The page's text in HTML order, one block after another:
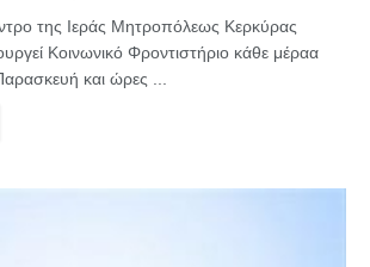
της Ιεράς Μητροπόλεως Κερκύρας
Κοινωνικό Φροντιστήριο κάθε μέραα
και ώρες ...